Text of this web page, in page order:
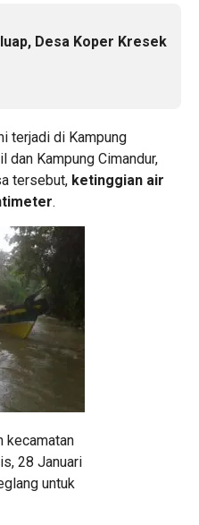
Desa Koper Kresek
terjadi di Kampung
dan Kampung Cimandur,
tersebut, ketinggian air
.
kecamatan
28 Januari
untuk